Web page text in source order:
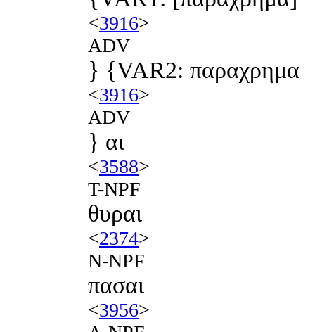
<3916>
ADV
} {VAR2: παραχρημα
<3916>
ADV
} αι
<3588>
T-NPF
θυραι
<2374>
N-NPF
πασαι
<3956>